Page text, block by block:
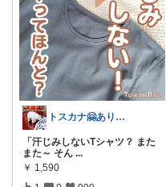
トスカナ🤗ありがとうございます💕
「汗じみしないTシャツ？ また
また～ そん ...
￥ 1,590